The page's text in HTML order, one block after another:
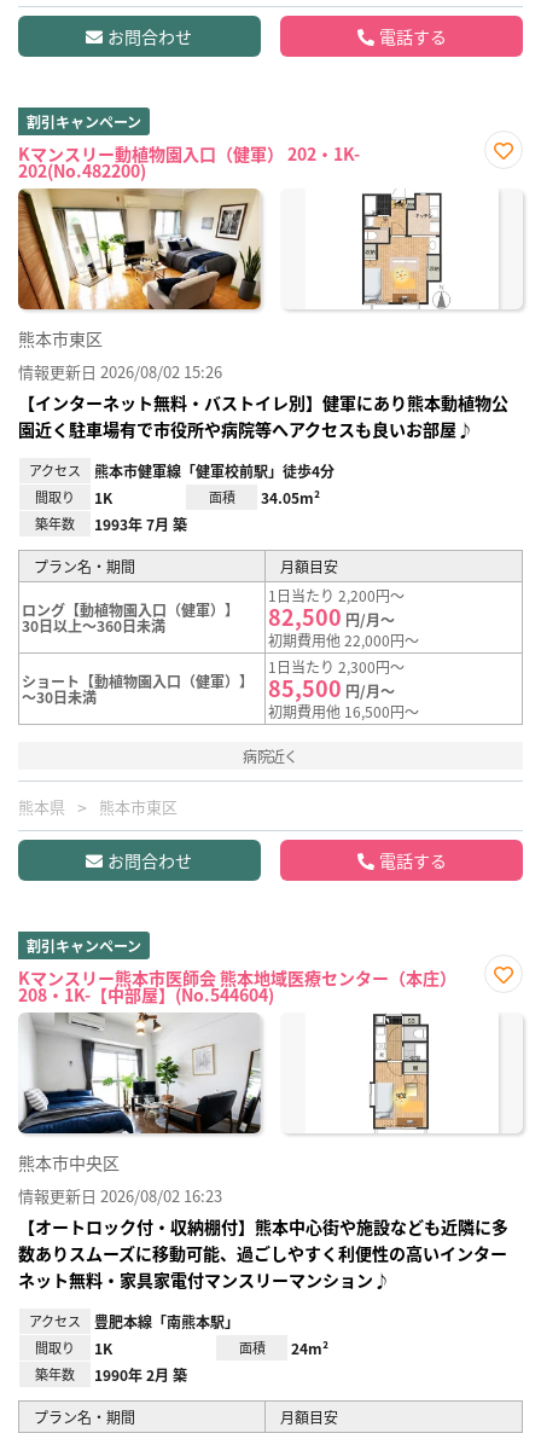
お問合わせ 電話する
割引キャンペーン
Kマンスリー動植物園入口（健軍） 202・1K-
202(No.482200)
に入
熊本市東区
情報更新日 2026/08/02 15:26
【インターネット無料・バストイレ別】健軍にあり熊本動植物公
園近く駐車場有で市役所や病院等へアクセスも良いお部屋♪
アクセス 熊本市健軍線「健軍校前駅」徒歩4分
間取り 1K 面積 34.05m²
築年数 1993年 7月 築
プラン名・期間 月額目安
ロング【動植物園入口（健軍）】
30日以上～360日未満
1日当たり 2,200円～
82,500 円/月～
初期費用他 22,000円～
ショート【動植物園入口（健軍）】
～30日未満
1日当たり 2,300円～
85,500 円/月～
初期費用他 16,500円～
病院近く
熊本県 熊本市東区
お問合わせ 電話する
割引キャンペーン
Kマンスリー熊本市医師会 熊本地域医療センター（本庄）
208・1K-【中部屋】(No.544604)
に入
熊本市中央区
情報更新日 2026/08/02 16:23
【オートロック付・収納棚付】熊本中心街や施設なども近隣に多
数ありスムーズに移動可能、過ごしやすく利便性の高いインター
ネット無料・家具家電付マンスリーマンション♪
アクセス 豊肥本線「南熊本駅」
間取り 1K 面積 24m²
築年数 1990年 2月 築
プラン名・期間
月額目安